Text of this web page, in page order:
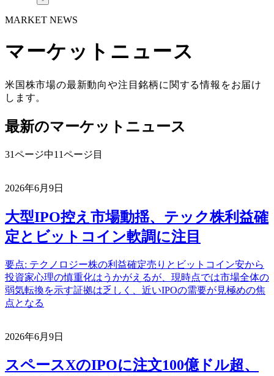
MARKET NEWS
マーケットニュース
米国株市場の最新動向や注目銘柄に関する情報をお届け
します。
最新のマーケットニュース
31ページ中11ページ目
2026年6月9日
大型IPO控え市場動揺、テック株利益確
定とビットコイン軟調に注目
要点: テクノロジー株の利益確定売りとビットコイン安から
投資家心理の慎重化はうかがえるが、現時点では市場全体の
弱気転換を示す証拠は乏しく、近いIPOの需要が見極めの焦
点となる
2026年6月9日
スペースXのIPOに注文100億ドル超、